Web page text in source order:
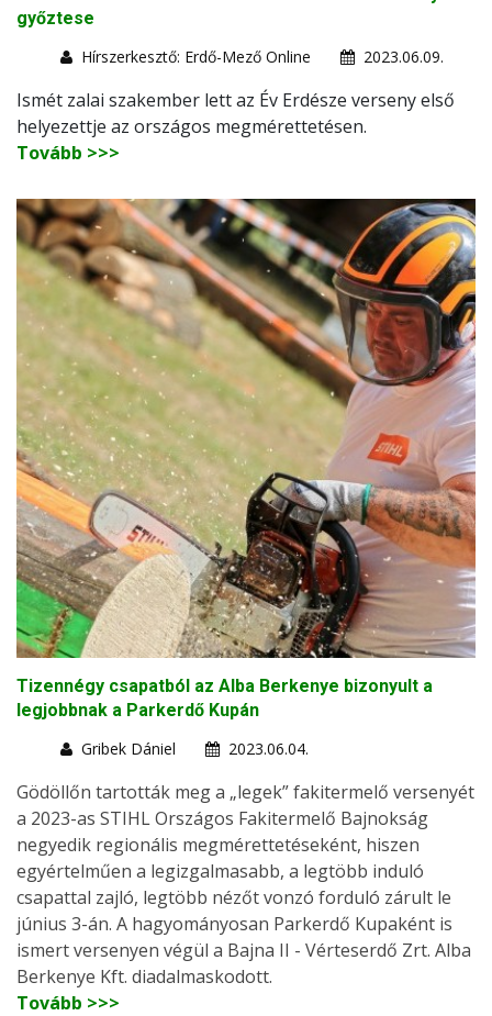
győztese
Hírszerkesztő: Erdő-Mező Online
2023.06.09.
Ismét zalai szakember lett az Év Erdésze verseny első
helyezettje az országos megmérettetésen.
Tovább >>>
Tizennégy csapatból az Alba Berkenye bizonyult a
legjobbnak a Parkerdő Kupán
Gribek Dániel
2023.06.04.
Gödöllőn tartották meg a „legek” fakitermelő versenyét
a 2023-as STIHL Országos Fakitermelő Bajnokság
negyedik regionális megmérettetéseként, hiszen
egyértelműen a legizgalmasabb, a legtöbb induló
csapattal zajló, legtöbb nézőt vonzó forduló zárult le
június 3-án. A hagyományosan Parkerdő Kupaként is
ismert versenyen végül a Bajna II - Vérteserdő Zrt. Alba
Berkenye Kft. diadalmaskodott.
Tovább >>>